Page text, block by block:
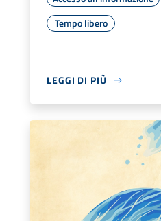
Tempo libero
LEGGI DI PIÙ